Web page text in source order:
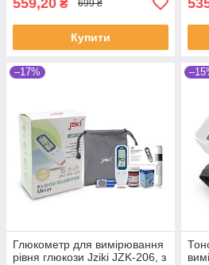
₴ 699 ₴
Купити
–17%
Глюкометр для вимірювання
рівня глюкози Jziki JZK-206, з